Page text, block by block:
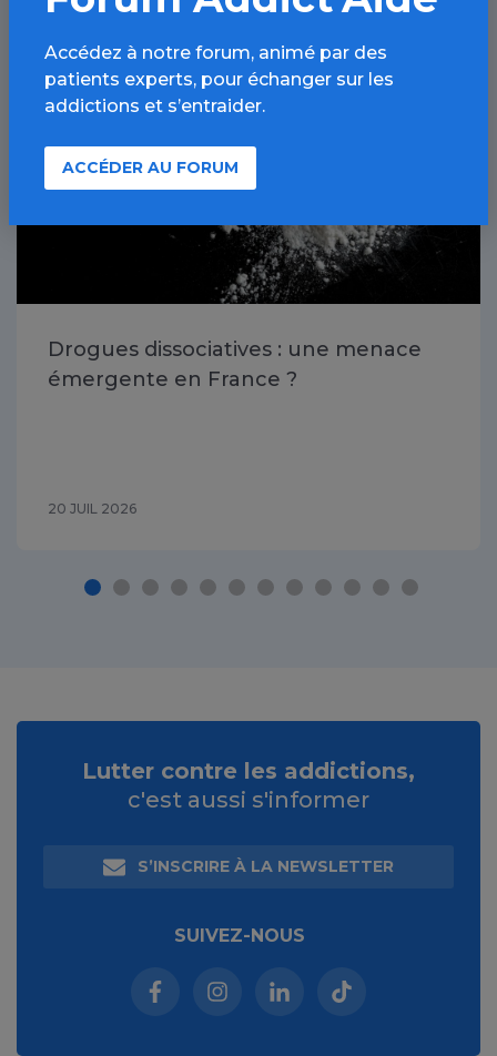
Autres drogues / Article
Drogues dissociatives : une menace
émergente en France ?
20 JUIL 2026
Accédez à notre forum, animé par des
patients experts, pour échanger sur les
addictions et s’entraider.
ACCÉDER AU FORUM
Lutter contre les addictions,
c'est aussi s'informer
S’INSCRIRE À LA NEWSLETTER
SUIVEZ-NOUS
Facebook (nouvelle fenêtre)
Instagram (nouvelle fenêtre)
Linkedin (nouvelle
Tiktok (nouvelle